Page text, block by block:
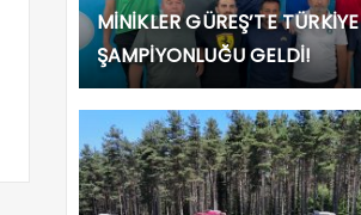
MİNİKLER GÜREŞ’TE TÜRKİYE
ŞAMPİYONLUĞU GELDİ!